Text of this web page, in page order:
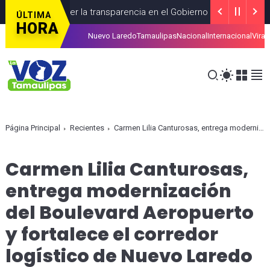
ÚLTIMA
HORA
fortalecer la transparencia en el Gobierno de México
con trámites del SAT RECIENTESAGOSTO 04, 2026
Nuevo LaredoTamaulipasNacional Internacional Viral
Página Principal Recientes Carmen Lilia Canturosas, entrega modernización del Boulevard Aeropuerto y fortalece el corredor logístico de Nuevo Laredo
Carmen Lilia Canturosas,
entrega modernización
del Boulevard Aeropuerto
y fortalece el corredor
logístico de Nuevo Laredo